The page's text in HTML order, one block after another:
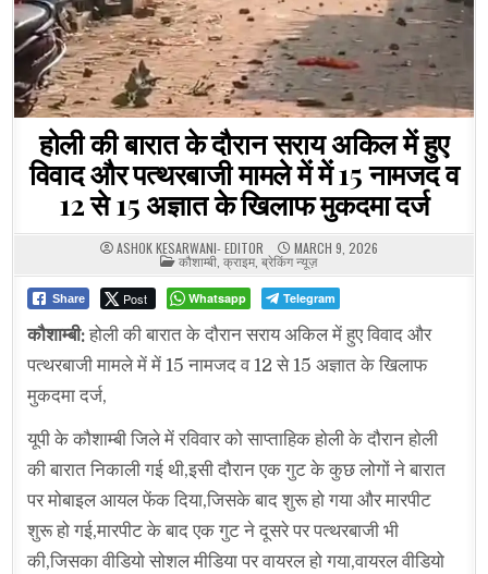
होली की बारात के दौरान सराय अकिल में हुए
विवाद और पत्थरबाजी मामले में में 15 नामजद व
12 से 15 अज्ञात के खिलाफ मुकदमा दर्ज
ASHOK KESARWANI- EDITOR MARCH 9, 2026
POSTED
IN
कौशाम्बी क्राइम, ब्रेकिंग न्यूज़
Share Post Whatsapp Telegram
कौशाम्बी:होली की बारात के दौरान सराय अकिल में हुए विवाद और
पत्थरबाजी मामले में में 15 नामजद व 12 से 15 अज्ञात के खिलाफ
मुकदमा दर्ज,
यूपी के कौशाम्बी जिले में रविवार को साप्ताहिक होली के दौरान होली
की बारात निकाली गई थी,इसी दौरान एक गुट के कुछ लोगों ने बारात
पर मोबाइल आयल फेंक दिया,जिसके बाद शुरू हो गया और मारपीट
शुरू हो गई,मारपीट के बाद एक गुट ने दूसरे पर पत्थरबाजी भी
की,जिसका वीडियो सोशल मीडिया पर वायरल हो गया,वायरल वीडियो